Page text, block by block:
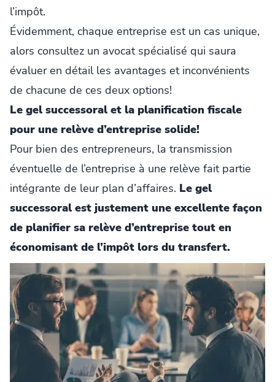
l’impôt.
Évidemment, chaque entreprise est un cas unique,
alors consultez un avocat spécialisé qui saura
évaluer en détail les avantages et inconvénients
de chacune de ces deux options!
Le gel successoral et la planification fiscale
pour une relève d’entreprise solide!
Pour bien des entrepreneurs, la transmission
éventuelle de l’entreprise à une relève fait partie
intégrante de leur plan d’affaires. Le gel
successoral est justement une excellente façon
de planifier sa relève d’entreprise tout en
économisant de l’impôt lors du transfert.